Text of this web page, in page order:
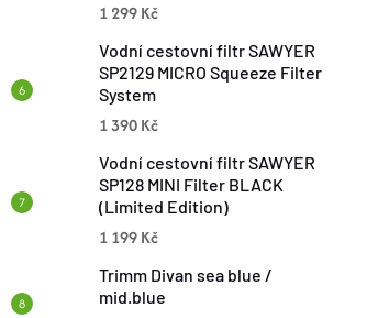
1 299 Kč
Vodní cestovní filtr SAWYER
SP2129 MICRO Squeeze Filter
System
1 390 Kč
Vodní cestovní filtr SAWYER
SP128 MINI Filter BLACK
(Limited Edition)
1 199 Kč
Trimm Divan sea blue /
mid.blue